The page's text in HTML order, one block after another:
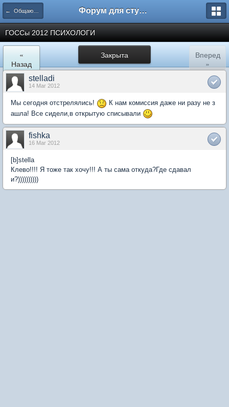
← Общаются психологи Форум для студента СГА
ГОССы 2012 ПСИХОЛОГИ
Закрыта
«
Назад
Вперед
»
stelladi
14 Mar 2012
Мы сегодня отстрелялись!
К нам комиссия даже ни разу не з
ашла! Все сидели,в открытую списывали
fishka
16 Mar 2012
[b]stella
Клево!!!! Я тоже так хочу!!! А ты сама откуда?Где сдавал
и?))))))))))